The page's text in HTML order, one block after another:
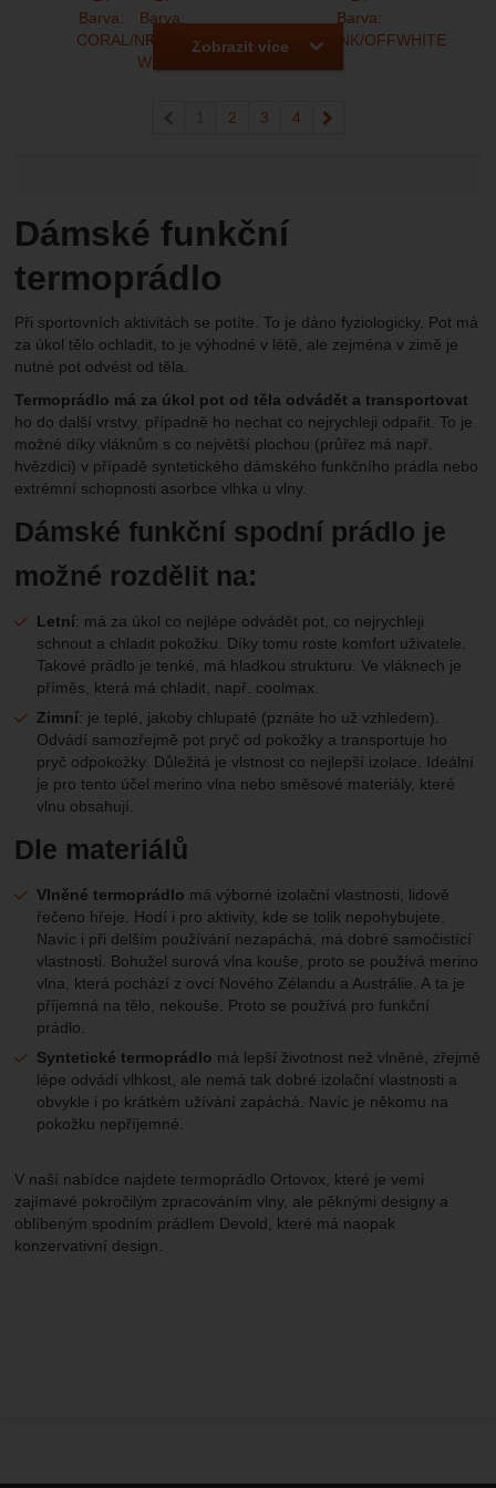
Zobrazit více
předchozí
2 3 4
Dámské funkční
termoprádlo
Při sportovních aktivitách se potíte. To je dáno fyziologicky. Pot má
za úkol tělo ochladit, to je výhodné v létě, ale zejména v zimě je
nutné pot odvést od těla.
Termoprádlo má za úkol pot od těla odvádět a transportovat
ho do další vrstvy, případně ho nechat co nejrychleji odpařit. To je
možné díky vláknům s co největší plochou (průřez má např.
hvězdici) v případě syntetického dámského funkčního prádla nebo
extrémní schopnosti asorbce vlhka u vlny.
Dámské funkční spodní prádlo je
možné rozdělit na:
Letní: má za úkol co nejlépe odvádět pot, co nejrychleji
schnout a chladit pokožku. Díky tomu roste komfort uživatele.
Takové prádlo je tenké, má hladkou strukturu. Ve vláknech je
příměs, která má chladit, např. coolmax.
Zimní: je teplé, jakoby chlupaté (pznáte ho už vzhledem).
Odvádí samozřejmě pot pryč od pokožky a transportuje ho
pryč odpokožky. Důležitá je vlstnost co nejlepší izolace. Ideální
je pro tento účel merino vlna nebo směsové materiály, které
vlnu obsahují.
Dle materiálů
Vlněné termoprádlo má výborné izolační vlastnosti, lidově
řečeno hřeje. Hodí i pro aktivity, kde se tolik nepohybujete.
Navíc i při delším používání nezapáchá, má dobré samočistící
vlastnosti. Bohužel surová vlna kouše, proto se používá merino
vlna, která pochází z ovcí Nového Zélandu a Austrálie. A ta je
příjemná na tělo, nekouše. Proto se používá pro funkční
prádlo.
Syntetické termoprádlo má lepší životnost než vlněné, zřejmě
lépe odvádí vlhkost, ale nemá tak dobré izolační vlastnosti a
obvykle i po krátkém užívání zapáchá. Navíc je někomu na
pokožku nepříjemné.
V naší nabídce najdete termoprádlo Ortovox, které je vemi
zajímavé pokročilým zpracováním vlny, ale pěknými designy a
oblíbeným spodním prádlem Devold, které má naopak
konzervativní design.